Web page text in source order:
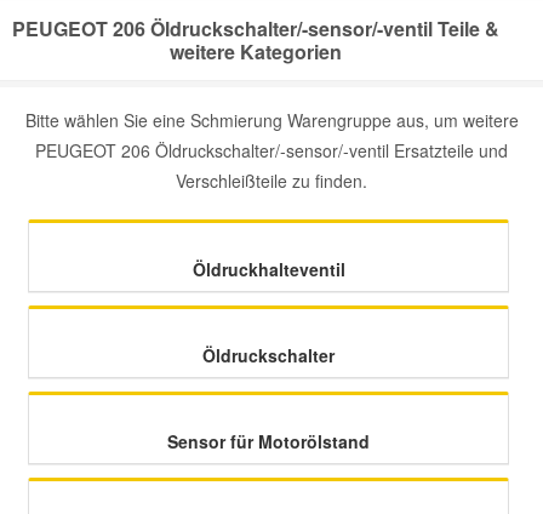
PEUGEOT 206 Öldruckschalter/-sensor/-ventil Teile &
weitere Kategorien
Bitte wählen Sie eine Schmierung Warengruppe aus, um weitere
PEUGEOT 206 Öldruckschalter/-sensor/-ventil Ersatzteile und
Verschleißteile zu finden.
Öldruckhalteventil
Öldruckschalter
Sensor für Motorölstand
Mazda Ersatzteile
Mini Ersatzteile
Mitsubishi Ersatzteile
Nissan Ersatzteile
Porsche Ersatzteile